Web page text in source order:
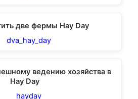
две фермы Hay Day
ведению хозяйства в
Hay Day